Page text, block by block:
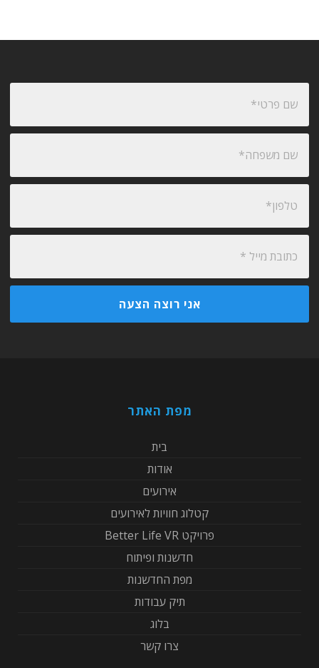
מפת האתר
בית
אודות
אירועים
קטלוג חוויות לאירועים
פרויקט Better Life VR
חדשנות ופיתוח
מפת החדשנות
תיק עבודות
בלוג
צרו קשר